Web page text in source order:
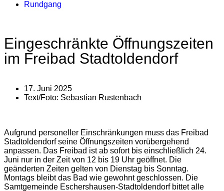
Rundgang
Eingeschränkte Öffnungszeiten
im Freibad Stadtoldendorf
17. Juni 2025
Text/Foto: Sebastian Rustenbach
Aufgrund personeller Einschränkungen muss das Freibad
Stadtoldendorf seine Öffnungszeiten vorübergehend
anpassen. Das Freibad ist ab sofort bis einschließlich 24.
Juni nur in der Zeit von 12 bis 19 Uhr geöffnet. Die
geänderten Zeiten gelten von Dienstag bis Sonntag.
Montags bleibt das Bad wie gewohnt geschlossen. Die
Samtgemeinde Eschershausen-Stadtoldendorf bittet alle